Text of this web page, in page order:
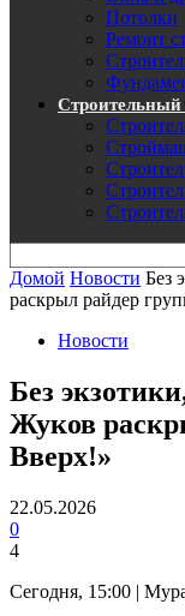
Потолки
Ремонт
Строительный
Домой Новости Без
раскрыл райдер
Новости
Без
Жуков
Вверх!»
22.05.2026
0
4
Сегодня, 15:00 |